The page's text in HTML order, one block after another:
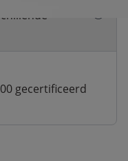
gecertificeerd